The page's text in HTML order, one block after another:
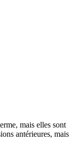
mais elles sont
antérieures, mais